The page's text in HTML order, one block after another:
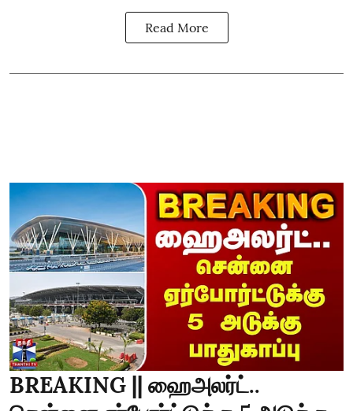
Read More
BREAKING || ஹைஅலர்ட்..